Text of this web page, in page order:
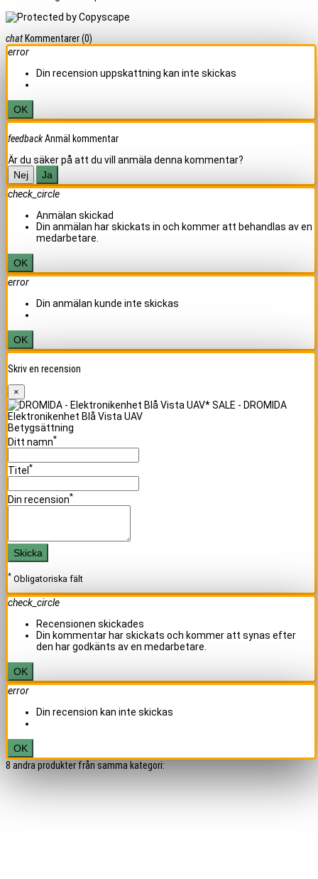
chat Kommentarer(0)
error
Din recension uppskattning kan inte skickas
OK
feedbackAnmäl kommentar
Är du säker på att du vill anmäla denna kommentar?
Nej
Ja
check_circle
Anmälan skickad
Din anmälan har skickats in och kommer att behandlas av en
medarbetare.
OK
error
Din anmälan kunde inte skickas
OK
Skriv en recension
×
Elektronikenhet Blå Vista UAV
Betygsättning
Ditt namn*
Titel *
Din recension*
Skicka
* Obligatoriska fält
check_circle
Recensionen skickades
Din kommentar har skickats och kommer att synas efter
den har godkänts av en medarbetare.
OK
error
Din recension kan inte skickas
OK
8 andra produkter från samma kategori: